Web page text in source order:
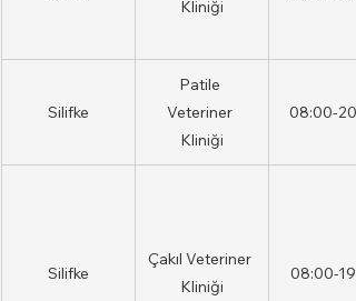
Kliniği
Silifke
Patile
Veteriner
Kliniği
08:00-
Silifke
Çakıl Veteriner
Kliniği
08:00-